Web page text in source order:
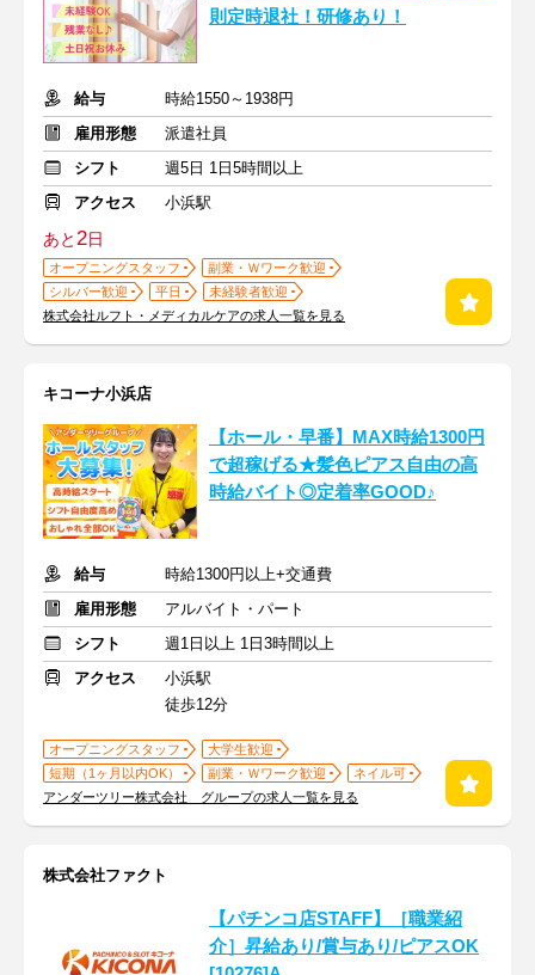
則定時退社！研修あり！
給与
時給1550～1938円
雇用形態
派遣社員
シフト
週5日 1日5時間以上
アクセス
小浜駅
あと2日
オープニングスタッフ
副業・Ｗワーク歓迎
シルバー歓迎
平日
未経験者歓迎
株式会社ルフト・メディカルケアの求人一覧を見る
キコーナ小浜店
【ホール・早番】MAX時給1300円
で超稼げる★髪色ピアス自由の高
時給バイト◎定着率GOOD♪
給与
時給1300円以上+交通費
雇用形態
アルバイト・パート
シフト
週1日以上 1日3時間以上
アクセス
小浜駅
徒歩12分
オープニングスタッフ
大学生歓迎
短期（1ヶ月以内OK）
副業・Ｗワーク歓迎
ネイル可
アンダーツリー株式会社 グループの求人一覧を見る
株式会社ファクト
【パチンコ店STAFF】［職業紹
介］昇給あり/賞与あり/ピアスOK